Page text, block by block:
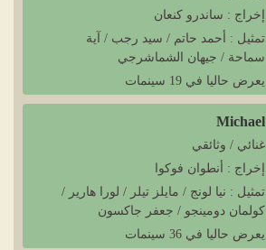
إخراج : ساندرو كنعان
تمثيل : أحمد حاتم / سيد رجب / آية
سماحة / جيهان الشماشرجي
يعرض حاليا في 19 سينمات
Michael
غنائي / وثائقي
إخراج : أنطوان فوكوا
تمثيل : نيا لونج / مايلز تيلر / لورا هارير /
كولمان دومينجو / جعفر جاكسون
يعرض حاليا في 36 سينمات